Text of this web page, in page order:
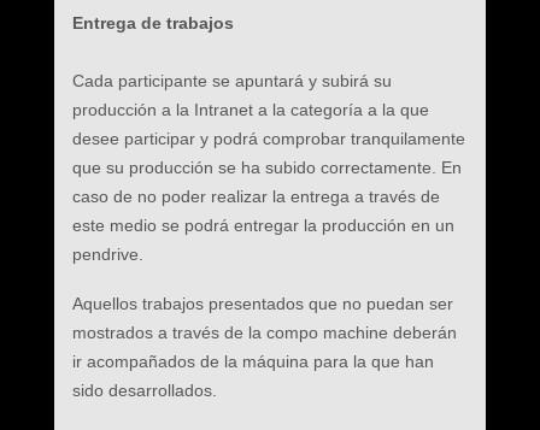
Entrega de trabajos
Cada participante se apuntará y subirá su
producción a la Intranet a la categoría a la que
desee participar y podrá comprobar tranquilamente
que su producción se ha subido correctamente. En
caso de no poder realizar la entrega a través de
este medio se podrá entregar la producción en un
pendrive.
Aquellos trabajos presentados que no puedan ser
mostrados a través de la compo machine deberán
ir acompañados de la máquina para la que han
sido desarrollados.